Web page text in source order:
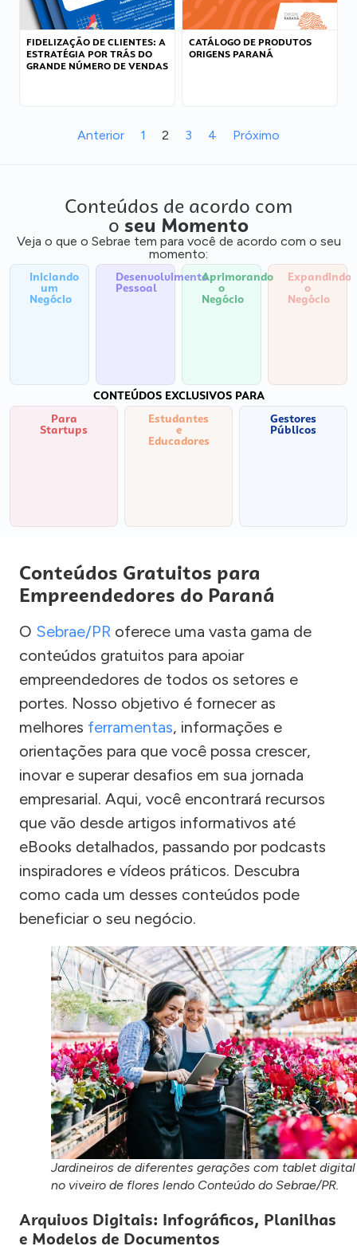
FIDELIZAÇÃO DE CLIENTES: A
ESTRATÉGIA POR TRÁS DO
GRANDE NÚMERO DE VENDAS
CATÁLOGO DE PRODUTOS
ORIGENS PARANÁ
Anterior 1 2 3 4 Próximo
Conteúdos de acordo com
o seu Momento
Veja o que o Sebrae tem para você de acordo com o seu
momento:
Iniciando
um
Negócio
Desenvolvimento
Pessoal
Aprimorando
o
Negócio
Expandindo
o
Negócio
CONTEÚDOS EXCLUSIVOS PARA
Para
Startups
Estudantes
e
Educadores
Gestores
Públicos
Conteúdos Gratuitos para
Empreendedores do Paraná
O Sebrae/PR oferece uma vasta gama de
conteúdos gratuitos para apoiar
empreendedores de todos os setores e
portes. Nosso objetivo é fornecer as
melhores ferramentas, informações e
orientações para que você possa crescer,
inovar e superar desafios em sua jornada
empresarial. Aqui, você encontrará recursos
que vão desde artigos informativos até
eBooks detalhados, passando por podcasts
inspiradores e vídeos práticos. Descubra
como cada um desses conteúdos pode
beneficiar o seu negócio.
Jardineiros de diferentes gerações com tablet digital
no viveiro de flores lendo Conteúdo do Sebrae/PR.
Arquivos Digitais: Infográficos, Planilhas
e Modelos de Documentos